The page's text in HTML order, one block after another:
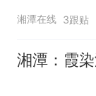
三事
湘潭在线 3跟贴
湘潭：霞